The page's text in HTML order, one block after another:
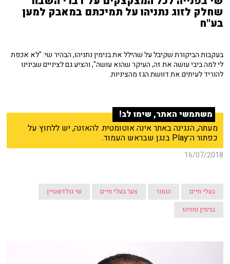
שחלק לזוג נתניהו על תמיכתם במאבק למען
בע"ח
בעקבות הביקורת שקיבל על שהילל את בנימין נתניהו, הבהיר שי: "לא אכפת
לי למה ביבי עושה את זה, העיקר שהוא עושה", והציע גם לציניים שבינינו
להוריד לעיתים את דוושת הגז מהציניות.
משתמשי האתר, שימו לב!
מעתה, הנגינה באתר אינה אוטומטית. להאזנה, יש ללחוץ על
כפתור ה־Play בנגן שבראש העמוד.
16/07/2018
בעלי חיים הומור צער בעלי חיים
שי גולדשטיין
בנימין נתניהו